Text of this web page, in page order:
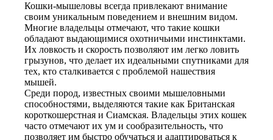
Кошки-мышеловы всегда привлекают внимание
своим уникальным поведением и внешним видом.
Многие владельцы отмечают, что такие кошки
обладают выдающимися охотничьими инстинктами.
Их ловкость и скорость позволяют им легко ловить
грызунов, что делает их идеальными спутниками для
тех, кто сталкивается с проблемой нашествия
мышей.
Среди пород, известных своими мышеловными
способностями, выделяются такие как Британская
короткошерстная и Сиамская. Владельцы этих кошек
часто отмечают их ум и сообразительность, что
позволяет им быстро обучаться и адаптироваться к